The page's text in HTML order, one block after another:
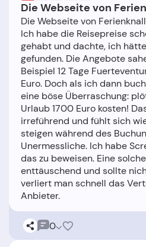
Die Webseite von
Die Webseite von
Ich habe die Reisepreise
gehabt und dachte, ich
gefunden. Die Angebote
Beispiel 12 Tage
Euro. Doch als ich dann
eine böse Überraschung:
Urlaub 1700 Euro kosten!
irreführend und fühlt sich
steigen während des
Unermessliche. Ich habe
das zu beweisen. Eine
enttäuschend und sollte
verliert man schnell das
0